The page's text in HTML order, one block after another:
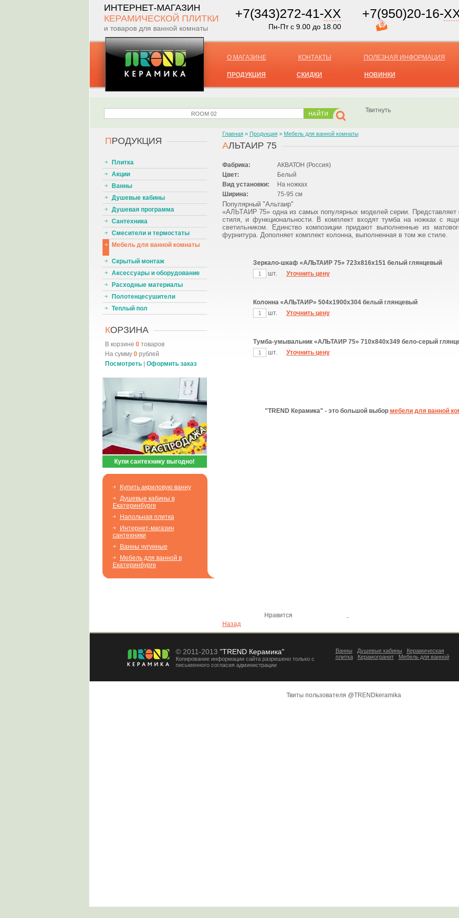
+7(343)272-41-XX
Пн-Пт с 9.00 до 18.00
+7(950)20-16-
ИНТЕРНЕТ-МАГАЗИН
КЕРАМИЧЕСКОЙ ПЛИТКИ
и товаров для ванной комнаты
Твитнуть
ПРОДУКЦИЯ
Плитка
Акции
Ванны
Душевые кабины
Душевая программа
Сантехника
Смесители и термостаты
Мебель для ванной комнаты
Скрытый монтаж
Аксессуары и оборудование
Расходные материалы
Полотенцесушители
Теплый пол
КОРЗИНА
В корзине 0товаров
На сумму 0рублей
Посмотреть| Оформить заказ
Купи сантехнику выгодно!
Купить акриловую ванну
Душевые кабины в
Екатеринбурге
Напольная плитка
Интернет-магазин
сантехники
Ванны чугунные
Мебель для ванной в
Екатеринбурге
Главная» Продукция» Мебель для ванной комнаты
АЛЬТАИР 75
Фабрика:
АКВАТОН (Россия)
Цвет:
Белый
Вид установки:
На ножках
Ширина:
75-95 см
Популярный "Альтаир"
«АЛЬТАИР 75» одна из самых популярных моделей серии. Представляет
стиля, и функциональности. В комплект входят тумба на ножках с
светильником. Единство композиции придают выполненные из
фурнитура. Дополняет комплект колонна, выполненная в том же стиле.
Зеркало-шкаф «АЛЬТАИР 75» 723х816х151 белый глянцевый
шт.
Уточнить цену
Колонна «АЛЬТАИР» 504х1900х304 белый глянцевый
шт.
Уточнить цену
Тумба-умывальник «АЛЬТАИР 75» 710х840х349 бело-серый
шт.
Уточнить цену
"TREND Керамика" - это большой выбор мебели для ванной
Нравится
Назад
О МАГАЗИНЕ КОНТАКТЫ ПОЛЕЗНАЯ ИНФОРМАЦИЯ
ПРОДУКЦИЯ СКИДКИ НОВИНКИ
© 2011-2013 "TREND Керамика"
Копирование информации сайта разрешено только с
письменного согласия администрации
Ванны Душевые кабины
Керамическая
плитка
Керамогранит Мебель для ванной
Твиты пользователя @TRENDkeramika